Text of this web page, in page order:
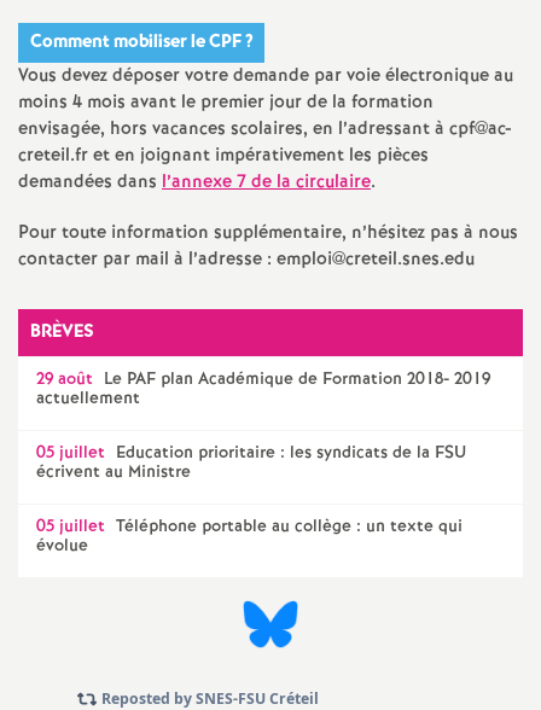
s
d
S
e
c
o
Comment mobiliser leCPF?
Vous devez déposer votre demande par voie électronique au
moins 4 mois avant le premier jour de la formation
envisagée, hors vacances scolaires, en l’adressant à cpf@ac-
creteil.fr et en joignant impérativement les pièces
demandées dans l’annexe 7 de la circulaire.
Pour toute information supplémentaire, n’hésitez pas à nous
contacter par mail à l’adresse : emploi@creteil.snes.edu
BRÈVES
29 août Le PAF plan Académique de Formation 2018- 2019
actuellement
05 juillet Education prioritaire : les syndicats de la FSU
écrivent au Ministre
05 juillet Téléphone portable au collège : un texte qui
évolue